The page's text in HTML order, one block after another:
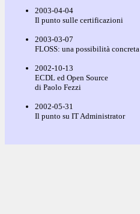
2003-04-04
Il punto sulle certificazioni
2003-03-07
FLOSS: una possibilità concreta
2002-10-13
ECDL ed Open Source
di Paolo Fezzi
2002-05-31
Il punto su IT Administrator